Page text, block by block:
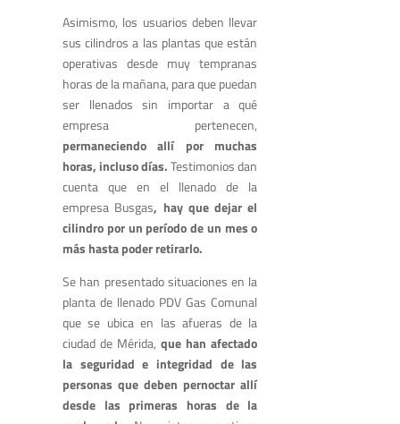
Asimismo, los usuarios deben llevar
sus cilindros a las plantas que están
operativas desde muy tempranas
horas de la mañana, para que puedan
ser llenados sin importar a qué
empresa pertenecen,
permaneciendo allí por muchas
horas, incluso días.Testimonios dan
cuenta que en el llenado de la
empresa Busgas, hay que dejar el
cilindro por un período de un mes o
más hasta poder retirarlo.
Se han presentado situaciones en la
planta de llenado PDV Gas Comunal
que se ubica en las afueras de la
ciudad de Mérida,que han afectado
la seguridad e integridad de las
personas que deben pernoctar allí
desde las primeras horas de la